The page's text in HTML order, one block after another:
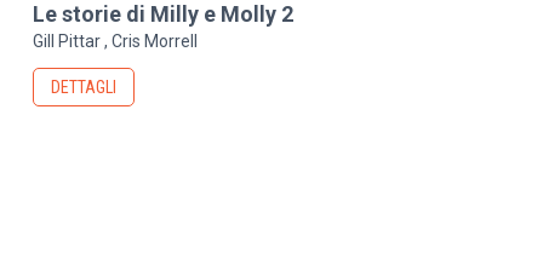
Le storie di Milly e Molly 2
Gill Pittar Cris Morrell
DETTAGLI